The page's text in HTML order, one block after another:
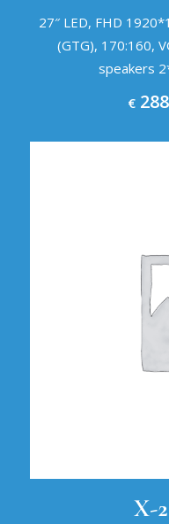
27″ LED, FHD
(GTG), 170:160,
speakers
€
X-